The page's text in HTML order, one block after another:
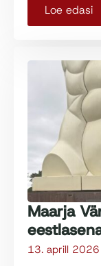
Loe edasi
Maarja
13. aprill 2026